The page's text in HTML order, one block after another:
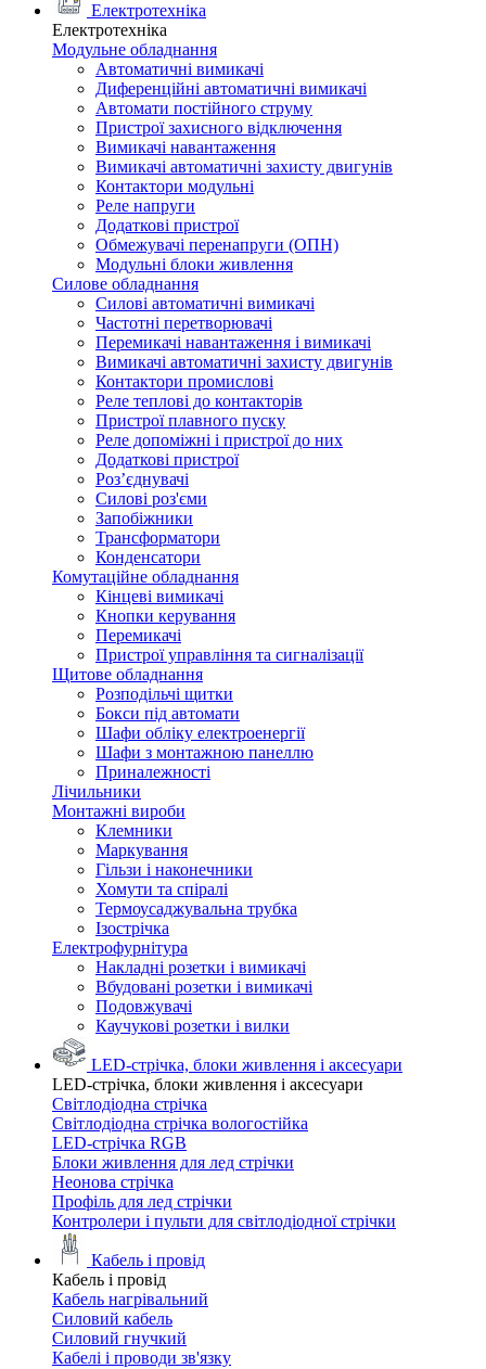
Електротехніка
Електротехніка
Модульне обладнання
Автоматичні вимикачі
Диференційні автоматичні вимикачі
Автомати постійного струму
Пристрої захисного відключення
Вимикачі навантаження
Вимикачі автоматичні захисту двигунів
Контактори модульні
Реле напруги
Додаткові пристрої
Обмежувачі перенапруги (ОПН)
Модульні блоки живлення
Силове обладнання
Силові автоматичні вимикачі
Частотні перетворювачі
Перемикачі навантаження і вимикачі
Вимикачі автоматичні захисту двигунів
Контактори промислові
Реле теплові до контакторів
Пристрої плавного пуску
Реле допоміжні і пристрої до них
Додаткові пристрої
Роз’єднувачі
Силові роз'єми
Запобіжники
Трансформатори
Конденсатори
Комутаційне обладнання
Кінцеві вимикачі
Кнопки керування
Перемикачі
Пристрої управління та сигналізації
Щитове обладнання
Розподільчі щитки
Бокси під автомати
Шафи обліку електроенергії
Шафи з монтажною панеллю
Приналежності
Лічильники
Монтажні вироби
Клемники
Маркування
Гільзи і наконечники
Хомути та спіралі
Термоусаджувальна трубка
Ізострічка
Електрофурнітура
Накладні розетки і вимикачі
Вбудовані розетки і вимикачі
Подовжувачі
Каучукові розетки і вилки
LED-стрічка, блоки живлення і аксесуари
LED-стрічка, блоки живлення і аксесуари
Світлодіодна стрічка
Світлодіодна стрічка вологостійка
LED-стрічка RGB
Блоки живлення для лед стрічки
Неонова стрічка
Профіль для лед стрічки
Контролери і пульти для світлодіодної стрічки
Кабель і провід
Кабель і провід
Кабель нагрівальний
Силовий кабель
Силовий гнучкий
Кабелі і проводи зв'язку